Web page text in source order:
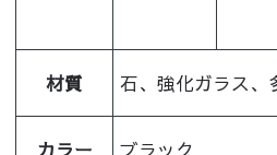
材質 石、強化ガラス、
カラー ブラック